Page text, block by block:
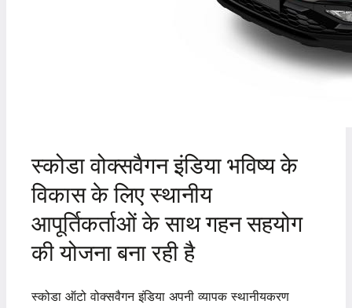
स्कोडा वोक्सवैगन इंडिया भविष्य के
विकास के लिए स्थानीय
आपूर्तिकर्ताओं के साथ गहन सहयोग
की योजना बना रही है
स्कोडा ऑटो वोक्सवैगन इंडिया अपनी व्यापक स्थानीयकरण